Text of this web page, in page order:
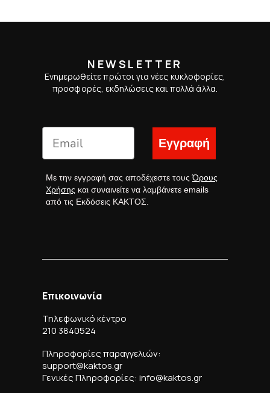
NEWSLETTER
Ενημερωθείτε πρώτοι για νέες κυκλοφορίες,
προσφορές, εκδηλώσεις και πολλά άλλα.
Εγγραφή
Με την εγγραφή σας αποδέχεστε τουςΌρους
Χρήσης και συναινείτε να λαμβάνετε emails
από τις Εκδόσεις ΚΑΚΤΟΣ.
Επικοινωνία
Τηλεφωνικό κέντρο
210 3840524
Πληροφορίες παραγγελιών:
support@kaktos.gr
Γενικές Πληροφορίες: info@kaktos.gr